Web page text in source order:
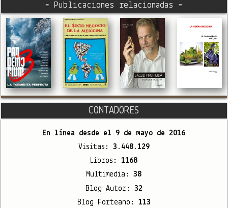
= Publicaciones relacionadas =
CONTADORES
En línea desde el 9 de mayo de 2016
Visitas: 3.448.129
Libros:1168
Multimedia:38
Blog Autor: 32
Blog Forteano: 113